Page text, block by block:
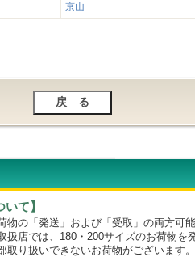
京山
て】
の「発送」および「受取」の両方可能
では、180・200サイズのお荷物を発
扱いできないお荷物がございます。